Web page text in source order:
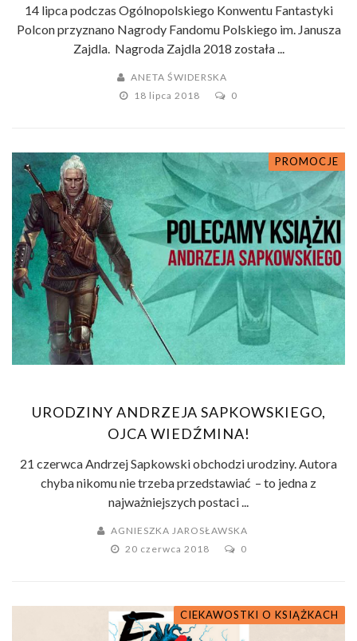
14 lipca podczas Ogólnopolskiego Konwentu Fantastyki
Polcon przyznano Nagrody Fandomu Polskiego im. Janusza
Zajdla. Nagroda Zajdla 2018 została ...
ANETA ŚWIDERSKA
18 lipca 2018
0
PROMOCJE
URODZINY ANDRZEJA SAPKOWSKIEGO,
OJCA WIEDŹMINA!
21 czerwca Andrzej Sapkowski obchodzi urodziny. Autora
chyba nikomu nie trzeba przedstawiać – to jedna z
najważniejszych postaci ...
AGNIESZKA JAROSŁAWSKA
20 czerwca 2018
0
CIEKAWOSTKI O KSIĄŻKACH